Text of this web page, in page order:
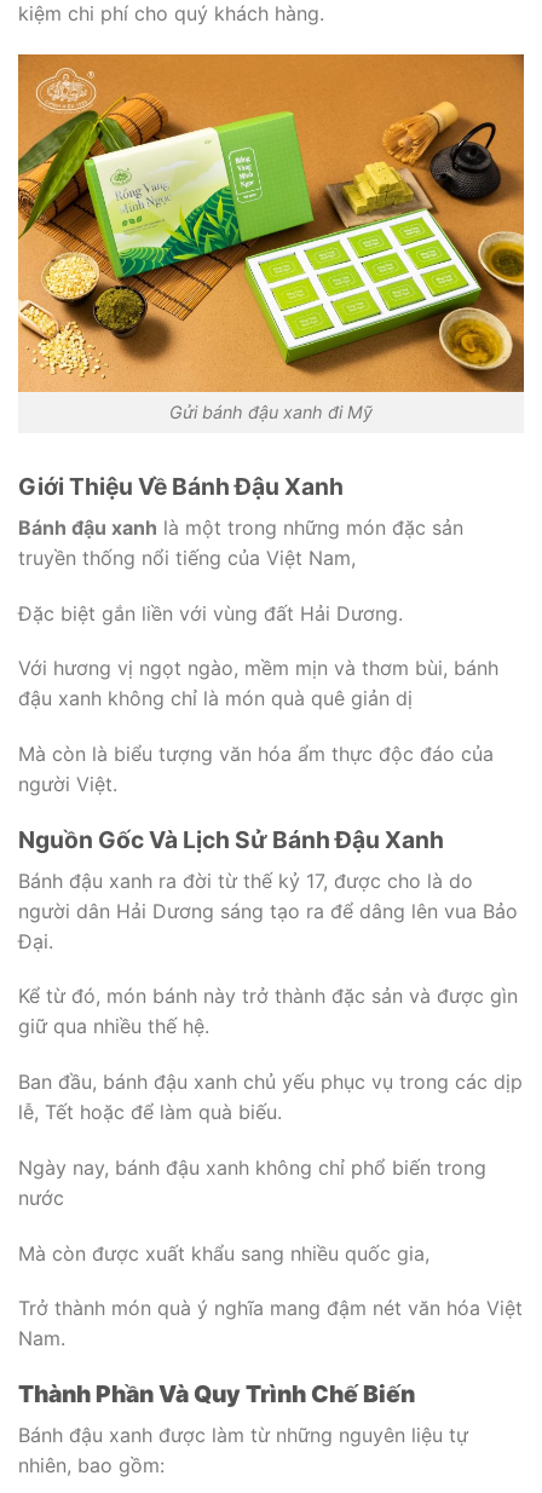
kiệm chi phí cho quý khách hàng.
Gửi bánh đậu xanh đi Mỹ
Giới Thiệu Về Bánh Đậu Xanh
Bánh đậu xanh là một trong những món đặc sản
truyền thống nổi tiếng của Việt Nam,
Đặc biệt gắn liền với vùng đất Hải Dương.
Với hương vị ngọt ngào, mềm mịn và thơm bùi, bánh
đậu xanh không chỉ là món quà quê giản dị
Mà còn là biểu tượng văn hóa ẩm thực độc đáo của
người Việt.
Nguồn Gốc Và Lịch Sử Bánh Đậu Xanh
Bánh đậu xanh ra đời từ thế kỷ 17, được cho là do
người dân Hải Dương sáng tạo ra để dâng lên vua Bảo
Đại.
Kể từ đó, món bánh này trở thành đặc sản và được gìn
giữ qua nhiều thế hệ.
Ban đầu, bánh đậu xanh chủ yếu phục vụ trong các dịp
lễ, Tết hoặc để làm quà biếu.
Ngày nay, bánh đậu xanh không chỉ phổ biến trong
nước
Mà còn được xuất khẩu sang nhiều quốc gia,
Trở thành món quà ý nghĩa mang đậm nét văn hóa Việt
Nam.
Thành Phần Và Quy Trình Chế Biến
Bánh đậu xanh được làm từ những nguyên liệu tự
nhiên, bao gồm: